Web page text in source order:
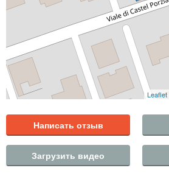
Leaflet
Написать отзыв
Загрузить видео